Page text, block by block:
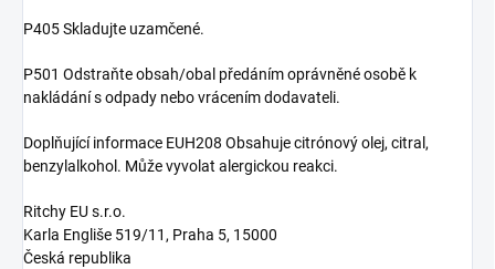
P405 Skladujte uzamčené.
P501 Odstraňte obsah/obal předáním oprávněné osobě k
nakládání s odpady nebo vrácením dodavateli.
Doplňující informace EUH208 Obsahuje citrónový olej, citral,
benzylalkohol. Může vyvolat alergickou reakci.
Ritchy EU s.r.o.
Karla Engliše 519/11, Praha 5, 15000
Česká republika